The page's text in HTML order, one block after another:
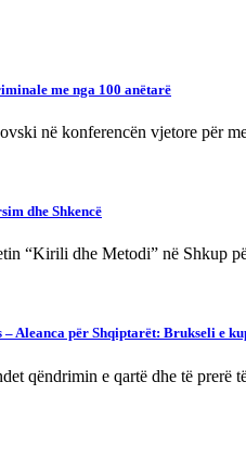
me nga 100 anëtarë
në konferencën vjetore për
dhe Shkencë
“Kirili dhe Metodi” në Shkup
Aleanca për Shqiptarët: Brukseli e
qëndrimin e qartë dhe të